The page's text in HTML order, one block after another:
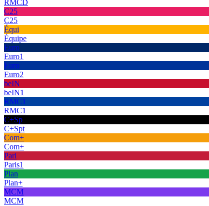
RMCD
C25
C25
Équi
Équipe
Euro
Euro1
Euro
Euro2
beIN
beIN1
RMC1
RMC1
C+Sp
C+Spt
Com+
Com+
Pari
Paris1
Plan
Plan+
MCM
MCM